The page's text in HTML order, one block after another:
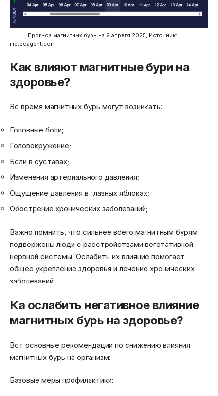
Прогноз магнитных бурь на 9 апреля 2025, Источник:
meteoagent.com
Как влияют магнитные бури на
здоровье?
Во время магнитных бурь могут возникать:
Головные боли;
Головокружение;
Боли в суставах;
Изменения артериального давления;
Ощущение давления в глазных яблоках;
Обострение хронических заболеваний;
Важно помнить, что сильнее всего магнитным бурям
подвержены люди с расстройствами вегетативной
нервной системы. Ослабить их влияние помогает
общее укрепление здоровья и лечение хронических
заболеваний.
Ка ослабить негативное влияние
магнитных бурь на здоровье?
Вот основные рекомендации по снижению влияния
магнитных бурь на организм:
Базовые меры профилактики: